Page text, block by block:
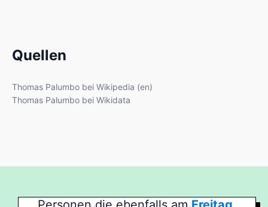
Quellen
Thomas Palumbo bei Wikipedia (en)
Thomas Palumbo bei Wikidata